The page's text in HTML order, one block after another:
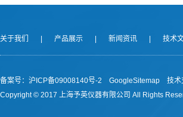
关于我们 产品展示 新闻资讯 技术
备案号：沪ICP备09008140号-2 GoogleSitemap 技术
Copyright © 2017 上海予英仪器有限公司 All Rights